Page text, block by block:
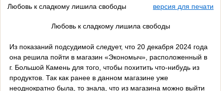
Любовь к сладкому лишила свободы
версия для печати
Любовь к сладкому лишила свободы
Из показаний подсудимой следует, что 20 декабря 2024 года
она решила пойти в магазин «Экономыч», расположенный в
г. Большой Камень для того, чтобы похитить что-нибудь из
продуктов. Так как ранее в данном магазине уже
неоднократно была, то знала, что из магазина можно выйти